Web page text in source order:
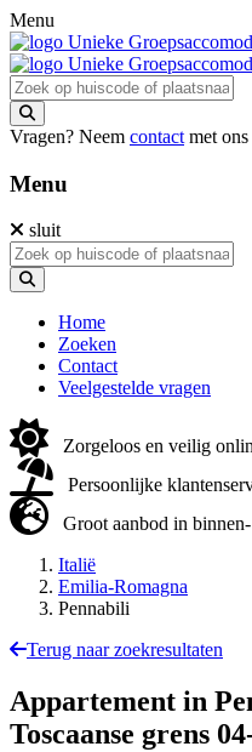
Menu
Vragen? Neem contact met
Menu
sluit
Home
Zoeken
Contact
Veelgestelde vragen
Zorgeloos en veilig
Persoonlijke
Groot aanbod in
Italië
Emilia-Romagna
Pennabili
Terug naar zoekresultaten
Appartement in
Toscaanse grens